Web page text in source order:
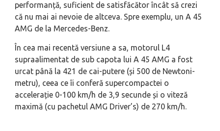
performanță, suficient de satisfăcător încât să crezi
că nu mai ai nevoie de altceva. Spre exemplu, un A 45
AMG de la Mercedes-Benz.
În cea mai recentă versiune a sa, motorul L4
supraalimentat de sub capota lui A 45 AMG a fost
urcat până la 421 de cai-putere (și 500 de Newtoni-
metru), ceea ce îi conferă supercompactei o
accelerație 0-100 km/h de 3,9 secunde și o viteză
maximă (cu pachetul AMG Driver’s) de 270 km/h.